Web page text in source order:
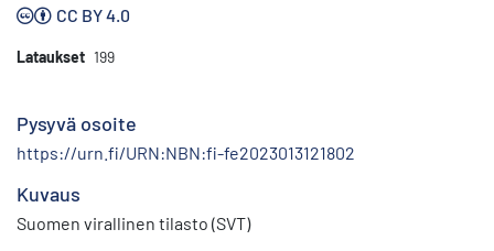
CC BY 4.0
Lataukset 199
Pysyvä osoite
https://urn.fi/URN:NBN:fi-fe2023013121802
Kuvaus
Suomen virallinen tilasto (SVT)